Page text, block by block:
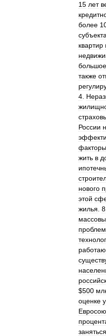
15 лет
более
квартир
большое
также
4
России
факторы
жить в
нового
этой
жилья 8
проблем
$500
оценке
заняться